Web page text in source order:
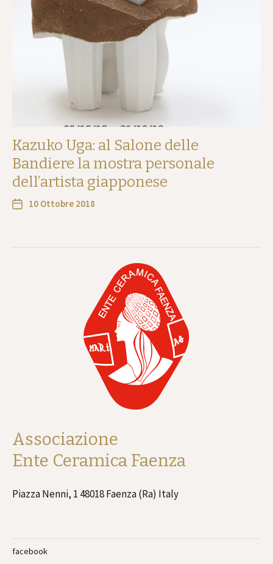
Kazuko Uga: al Salone delle
Bandiere la mostra personale
dell’artista giapponese
10 Ottobre 2018
Associazione
Ente Ceramica Faenza
Piazza Nenni, 1 48018 Faenza (Ra) Italy
facebook